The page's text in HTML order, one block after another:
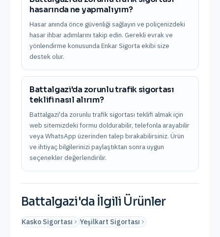
hasarında ne yapmalıyım?
Hasar anında önce güvenliği sağlayın ve poliçenizdeki
hasar ihbar adımlarını takip edin. Gerekli evrak ve
yönlendirme konusunda Enkar Sigorta ekibi size
destek olur.
Battalgazi'da zorunlu trafik sigortası
teklifi nasıl alırım?
Battalgazi'da zorunlu trafik sigortası teklifi almak için
web sitemizdeki formu doldurabilir, telefonla arayabilir
veya WhatsApp üzerinden talep bırakabilirsiniz. Ürün
ve ihtiyaç bilgilerinizi paylaştıktan sonra uygun
seçenekler değerlendirilir.
Battalgazi'da İlgili Ürünler
Kasko Sigortası Yeşilkart Sigortası